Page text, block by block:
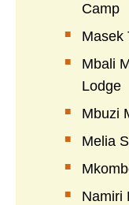
Camp
Masek
Mbali
Lodge
Mbuzi
Melia
Namiri